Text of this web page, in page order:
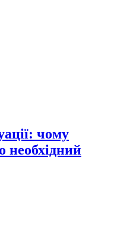
чому
необхідний